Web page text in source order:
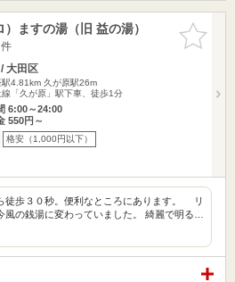
お気に入
りに追加
ますの湯（旧 益の湯）
大田区
駅4.81km 久が原駅26m
「久が原」駅下車、徒歩1分
6:00～24:00
550円～
格安（1,000円以下）
徒歩３０秒。便利なところにあります。 リ
風の銭湯に変わっていました。 綺麗で明る…